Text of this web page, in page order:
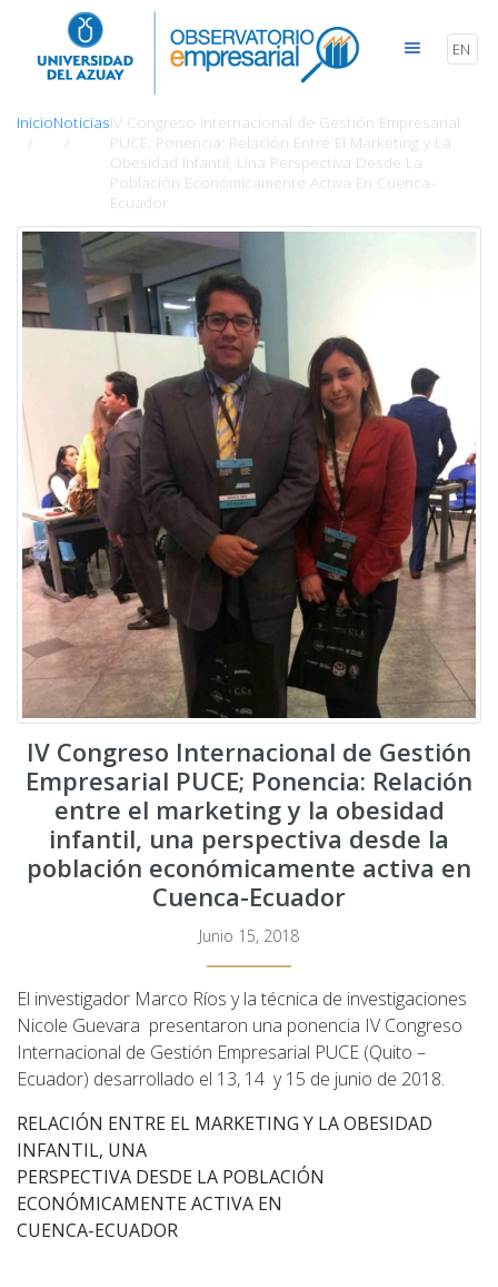
EN
InicioNoticiasIV Congreso Internacional de Gestión Empresarial
PUCE; Ponencia: Relación Entre El Marketing y La
Obesidad Infantil, Una Perspectiva Desde La
Población Económicamente Activa En Cuenca-
Ecuador
IV Congreso Internacional de Gestión
Empresarial PUCE; Ponencia: Relación
entre el marketing y la obesidad
infantil, una perspectiva desde la
población económicamente activa en
Cuenca-Ecuador
Junio 15, 2018
El investigador Marco Ríos y la técnica de investigaciones
Nicole Guevara presentaron una ponencia IV Congreso
Internacional de Gestión Empresarial PUCE (Quito –
Ecuador) desarrollado el 13, 14 y 15 de junio de 2018.
RELACIÓN ENTRE EL MARKETING Y LA OBESIDAD
INFANTIL, UNA
PERSPECTIVA DESDE LA POBLACIÓN
ECONÓMICAMENTE ACTIVA EN
CUENCA-ECUADOR